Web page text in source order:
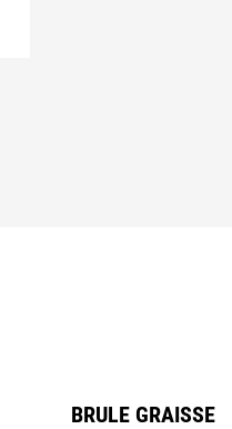
BRULE GRAISSE